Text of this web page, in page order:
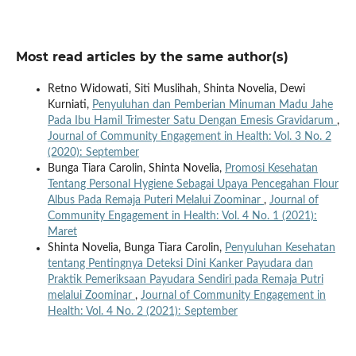
Most read articles by the same author(s)
Retno Widowati, Siti Muslihah, Shinta Novelia, Dewi
Kurniati, Penyuluhan dan Pemberian Minuman Madu Jahe
Pada Ibu Hamil Trimester Satu Dengan Emesis Gravidarum ,
Journal of Community Engagement in Health: Vol. 3 No. 2
(2020): September
Bunga Tiara Carolin, Shinta Novelia, Promosi Kesehatan
Tentang Personal Hygiene Sebagai Upaya Pencegahan Flour
Albus Pada Remaja Puteri Melalui Zoominar , Journal of
Community Engagement in Health: Vol. 4 No. 1 (2021):
Maret
Shinta Novelia, Bunga Tiara Carolin, Penyuluhan Kesehatan
tentang Pentingnya Deteksi Dini Kanker Payudara dan
Praktik Pemeriksaan Payudara Sendiri pada Remaja Putri
melalui Zoominar , Journal of Community Engagement in
Health: Vol. 4 No. 2 (2021): September